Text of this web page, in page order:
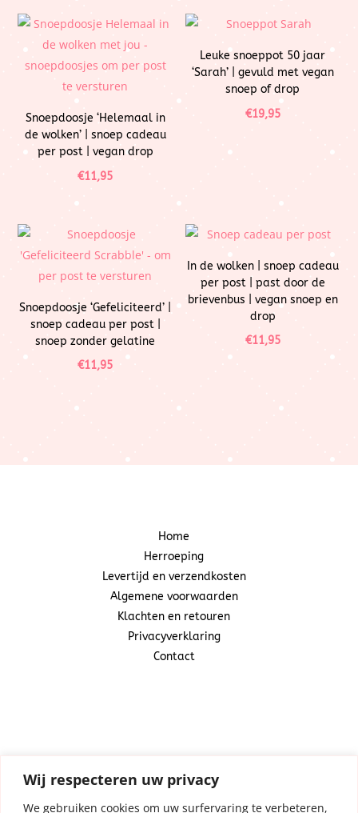
Wij respecteren uw privacy
We gebruiken cookies om uw surfervaring te verbeteren,
Snoepdoosje ‘Helemaal in
de wolken’ | snoep cadeau
per post | vegan drop
€11,95
Leuke snoeppot 50 jaar
‘Sarah’ | gevuld met vegan
snoep of drop
€19,95
Snoepdoosje ‘Gefeliciteerd’ |
snoep cadeau per post |
snoep zonder gelatine
€11,95
In de wolken | snoep cadeau
per post | past door de
brievenbus | vegan snoep en
drop
€11,95
Home
Herroeping
Levertijd en verzendkosten
Algemene voorwaarden
Klachten en retouren
Privacyverklaring
Contact